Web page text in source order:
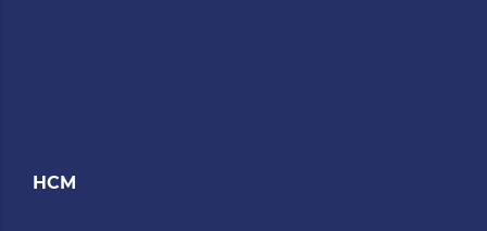
HCM